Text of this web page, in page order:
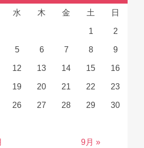
水 木 金 土 日
9月 »
1 2
5 6 7 8 9
12 13 14 15 16
19 20 21 22 23
26 27 28 29 30